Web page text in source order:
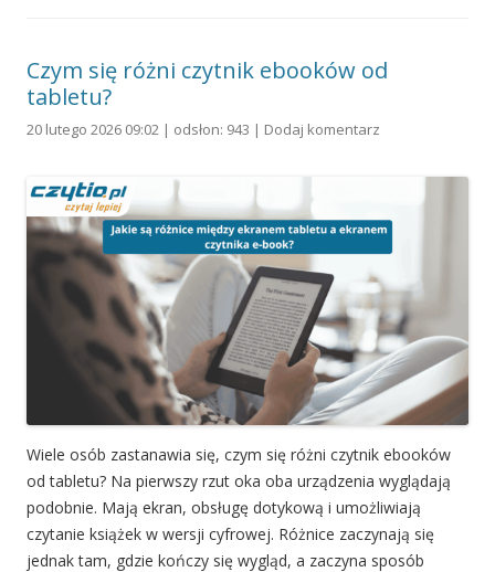
Czym się różni czytnik ebooków od
tabletu?
20 lutego 2026 09:02 | odsłon: 943 | Dodaj komentarz
Wiele osób zastanawia się, czym się różni czytnik ebooków
od tabletu? Na pierwszy rzut oka oba urządzenia wyglądają
podobnie. Mają ekran, obsługę dotykową i umożliwiają
czytanie książek w wersji cyfrowej. Różnice zaczynają się
jednak tam, gdzie kończy się wygląd, a zaczyna sposób